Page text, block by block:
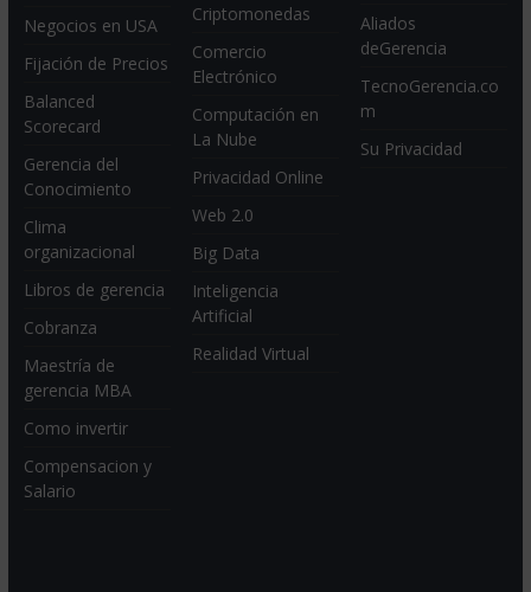
Negocios en USA
Fijación de Precios
Balanced
Scorecard
Gerencia del
Conocimiento
Clima
organizacional
Libros de gerencia
Cobranza
Maestría de
gerencia MBA
Como invertir
Compensacion y
Salario
Criptomonedas
Comercio
Electrónico
Computación en
La Nube
Privacidad Online
Web 2.0
Big Data
Inteligencia
Artificial
Realidad Virtual
Aliados
deGerencia
TecnoGerencia.co
m
Su Privacidad